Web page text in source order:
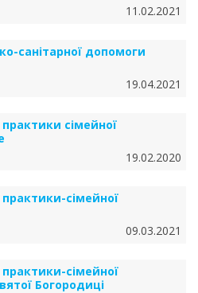
11.02.2021
санітарної допомоги
19.04.2021
сімейної
19.02.2020
сімейної
09.03.2021
сімейної
Богородиці